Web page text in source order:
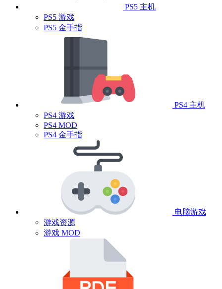
PS5 主机
PS5 游戏
PS5 金手指
PS4 主机
PS4 游戏
PS4 MOD
PS4 金手指
电脑游戏
游戏资源
游戏 MOD